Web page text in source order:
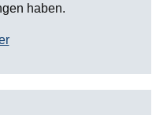
haben.